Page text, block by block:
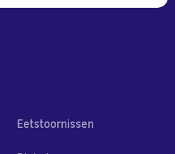
Eetstoornissen